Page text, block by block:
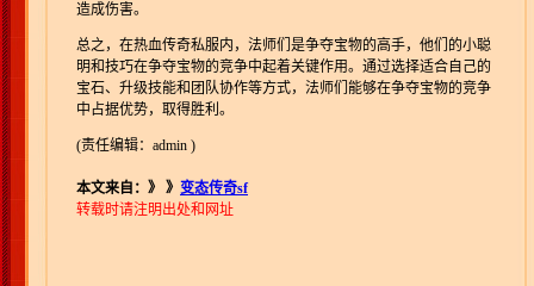
造成伤害。
总之，在热血传奇私服内，法师们是争夺宝物的高手，他们的小聪
明和技巧在争夺宝物的竞争中起着关键作用。通过选择适合自己的
宝石、升级技能和团队协作等方式，法师们能够在争夺宝物的竞争
中占据优势，取得胜利。
(责任编辑：admin )
本文来自：》 》 变态传奇sf
转载时请注明出处和网址